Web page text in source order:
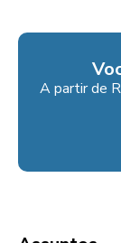
A partir de